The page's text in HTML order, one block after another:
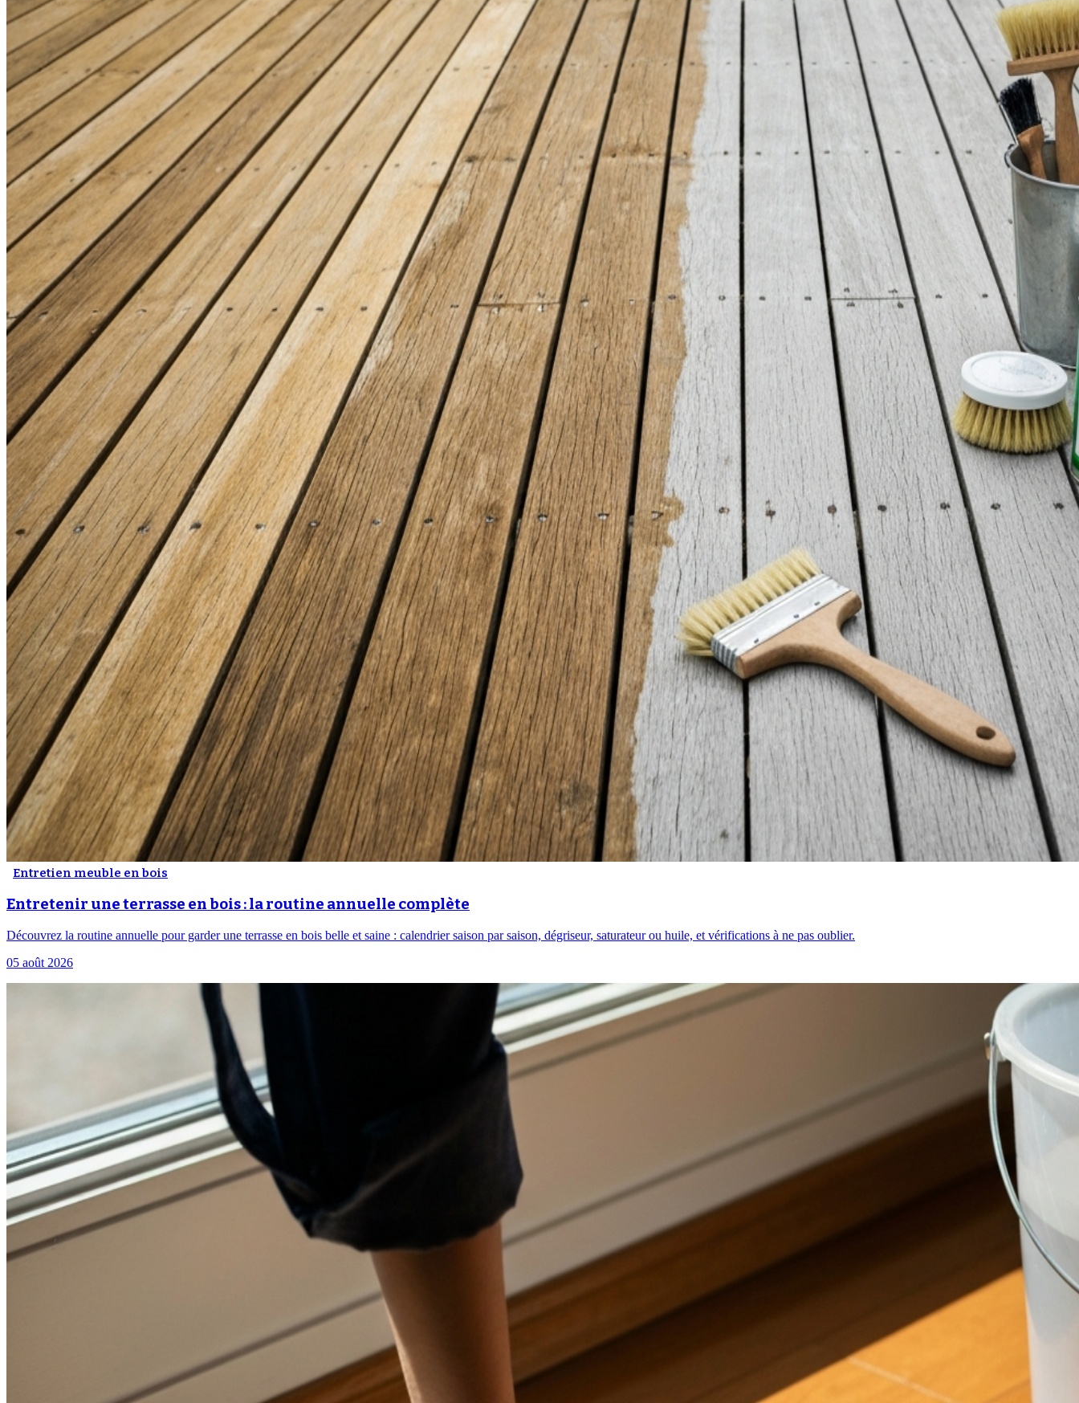
Entretien meuble en bois
Entretenir une terrasse en bois : la routine annuelle complète
Découvrez la routine annuelle pour garder une terrasse en bois belle et saine : calendrier saison par saison, dégriseur, saturateur ou huile, et vérifications à ne pas oublier.
05 août 2026